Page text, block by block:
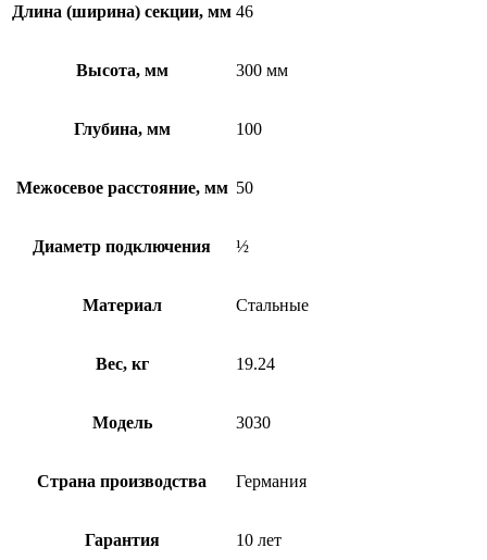
Длина (ширина) секции, мм 46
Высота, мм 300 мм
Глубина, мм 100
Межосевое расстояние, мм 50
Диаметр подключения ½
Материал Стальные
Вес, кг 19.24
Модель 3030
Страна производства Германия
Гарантия 10 лет